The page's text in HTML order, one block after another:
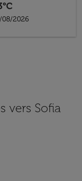
08/2026
vers Sofia